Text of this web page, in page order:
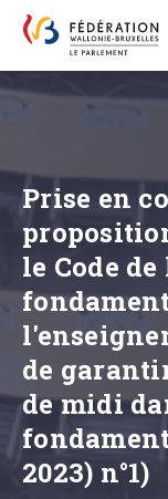
Prise en
le Code
de
de midi
2023) n°1)